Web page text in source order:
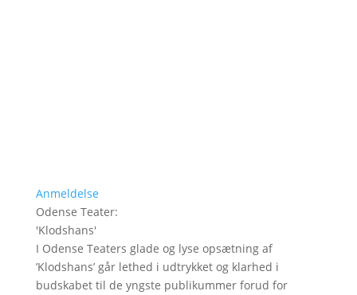
Anmeldelse
Odense Teater:
'Klodshans'
I Odense Teaters glade og lyse opsætning af
’Klodshans’ går lethed i udtrykket og klarhed i
budskabet til de yngste publikummer forud for